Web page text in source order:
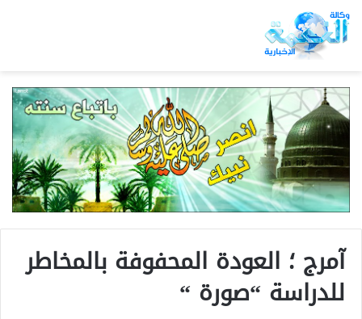
آمرج ؛ العودة المحفوفة بالمخاطر
للدراسة “صورة “